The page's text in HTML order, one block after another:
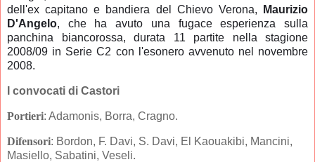
dell'ex capitano e bandiera del Chievo Verona,
Maurizio
D'Angelo, che ha avuto una fugace esperienza sulla
panchina biancorossa, durata 11 partite nella stagione
2008/09 in Serie C2 con l'esonero avvenuto nel novembre
2008.
I convocati di Castori
Portieri: Adamonis, Borra, Cragno.
Difensori: Bordon, F. Davi, S. Davi, El Kaouakibi, Mancini,
Masiello, Sabatini, Veseli.